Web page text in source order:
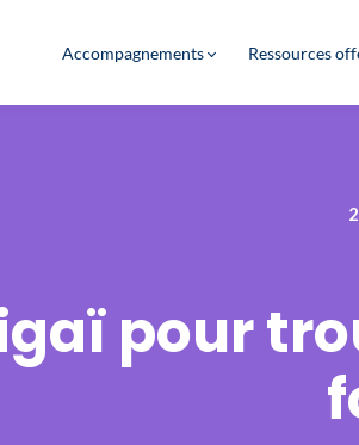
Accompagnements Ressources
pour